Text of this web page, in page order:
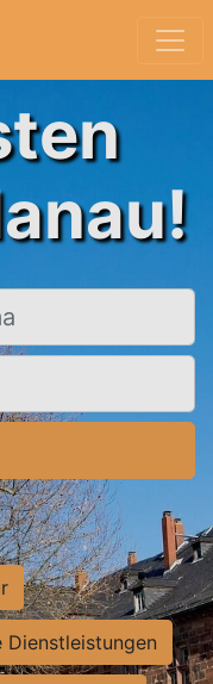
Dienstleistungen